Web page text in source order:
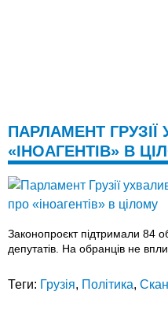
ПАРЛАМЕНТ
«ІНОАГЕНТІВ» В
Законопроєкт підтримали 84
депутатів. На обранців не
Теги: Грузія, Політика,